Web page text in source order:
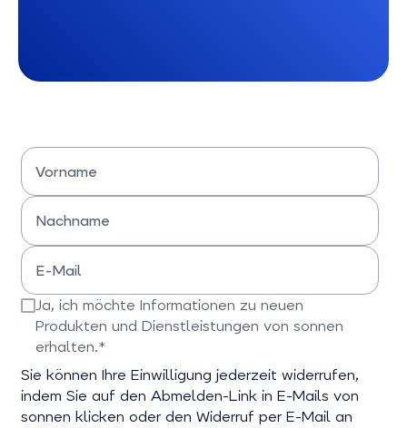
Vorname
Bitte Vornamen eingeben
Nachname
Bitte Nachname eingeben
E-Mail
Bitte E-Mail-Adresse eingeben
Ja, ich möchte Informationen zu neuen
Produkten und Dienstleistungen von sonnen
erhalten.*
Bitte bestätigen Sie dieses Feld
Sie können Ihre Einwilligung jederzeit widerrufen,
indem Sie auf den Abmelden-Link in E-Mails von
sonnen klicken oder den Widerruf per E-Mail an